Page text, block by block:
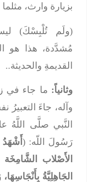
بزيارة وارث،
(ولَم تُلْبِسْكَ)
مُشدَّدة، هذا هو
القديمةِ والحديثة..
وثانياً:ما جاء في
وآله، جاءَ التعبيرُ
النَّبي صلَّى اللَّهُ
رَسُولَ اللّه: ( أَشْهَدُ
الأَصْلاب
الجَاهِلِيَّةُ